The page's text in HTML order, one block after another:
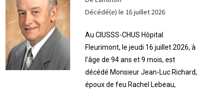
Décédé(e) le 16 juillet 2026
Au CIUSSS-CHUS Hôpital
Fleurimont, le jeudi 16 juillet 2026, à
l’âge de 94 ans et 9 mois, est
décédé Monsieur Jean-Luc Richard,
époux de feu Rachel Lebeau,